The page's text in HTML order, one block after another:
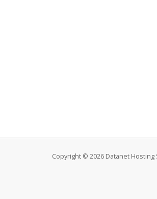
Copyright © 2026 Datanet Hosting